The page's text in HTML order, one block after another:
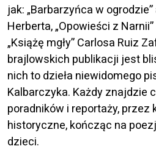
jak: „Barbarzyńca w
Herberta, „Opowieści z Narnii”
„Książę mgły” Carlosa Ruiz
brajlowskich publikacji jest
nich to dzieła niewidomego
Kalbarczyka. Każdy znajdzie
poradników i reportaży, przez
historyczne, kończąc na
dzieci.